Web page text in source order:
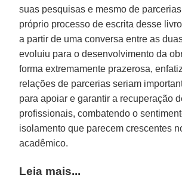
suas pesquisas e mesmo de
próprio processo de escrita desse
a partir de uma conversa entre as
evoluiu para o desenvolvimento da
forma extremamente prazerosa,
relações de parcerias seriam
para apoiar e garantir a recuperação
profissionais, combatendo o
isolamento que parecem crescentes
acadêmico.
Leia mais...